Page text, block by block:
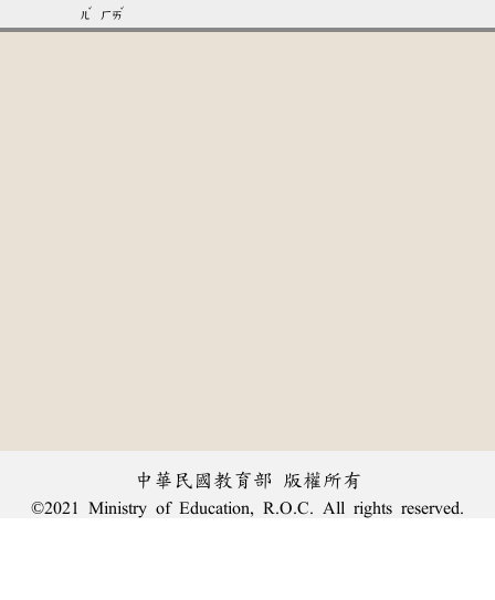
ㄦ
ˇ
ㄏㄞ
ˇ
中華民國教育部 版權所有
©2021 Ministry of Education, R.O.C. All rights reserved.